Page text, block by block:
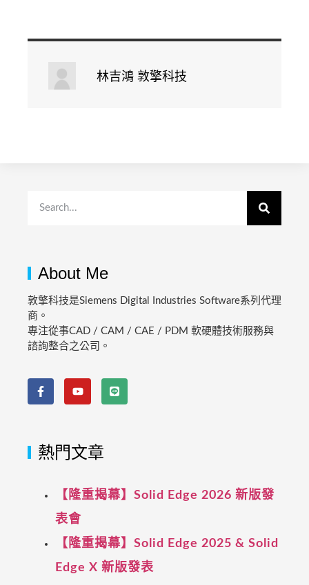
林吉鴻 敦擎科技
About Me
敦擎科技是Siemens Digital Industries Software系列代理
商。
專注從事CAD / CAM / CAE / PDM 軟硬體技術服務與
諮詢整合之公司。
熱門文章
【隆重揭幕】Solid Edge 2026 新版發
表會
【隆重揭幕】Solid Edge 2025 & Solid
Edge X 新版發表